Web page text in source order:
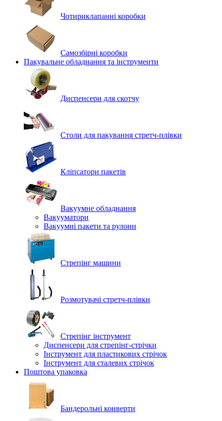
Чотириклапанні коробки
Самозбірні коробки
Пакувальне обладнання та інструменти
Диспенсери для скотчу
Столи для пакування стретч-плівки
Кліпсатори пакетів
Вакуумне обладнання
Вакууматори
Вакуумні пакети та рулони
Стрепінг машини
Розмотувачі стретч-плівки
Стрепінг інструмент
Диспенсери для стрепінг-стрічки
Інструмент для пластикових стрічок
Інструмент для сталевих стрічок
Поштова упаковка
Бандерольні конверти